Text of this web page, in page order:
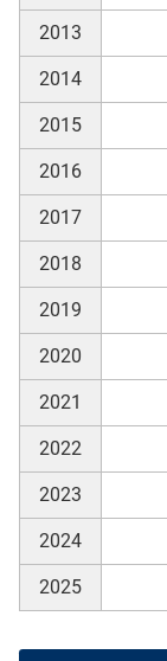
2013
2014
2015
2016
2017
2018
2019
2020
2021
2022
2023
2024
2025